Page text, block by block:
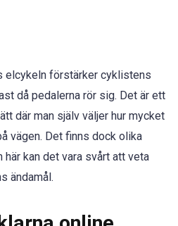
elcykeln förstärker cyklistens
då pedalerna rör sig. Det är ett
där man själv väljer hur mycket
vägen. Det finns dock olika
här kan det vara svårt att veta
ändamål.